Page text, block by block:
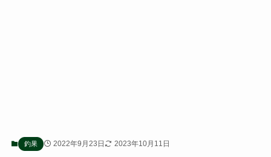
釣果 2022年9月23日 2023年10月11日